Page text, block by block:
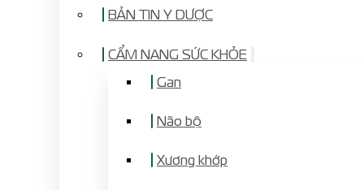
BẢN TIN Y DƯỢC
CẨM NANG SỨC KHỎE
Gan
Não bộ
Xương khớp